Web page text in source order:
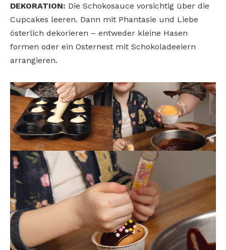
DEKORATION: Die Schokosauce vorsichtig über die
Cupcakes leeren. Dann mit Phantasie und Liebe
österlich dekorieren – entweder kleine Hasen
formen oder ein Osternest mit Schokoladeeiern
arrangieren.